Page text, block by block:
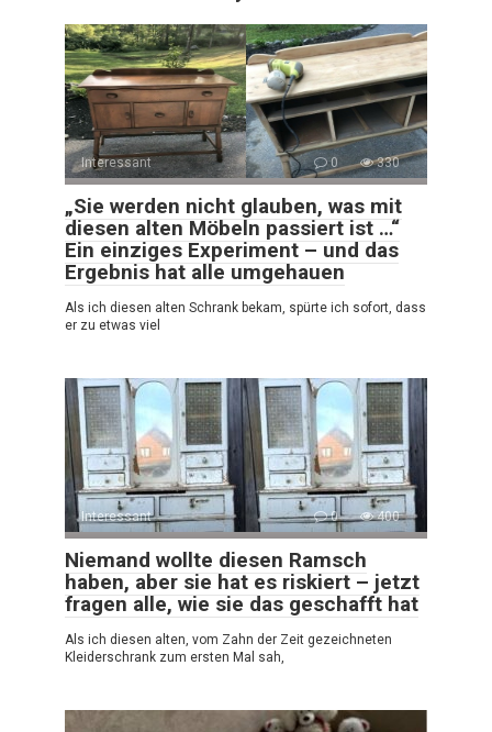
Interessant 0 330
„Sie werden nicht glauben, was mit
diesen alten Möbeln passiert ist …“
Ein einziges Experiment – und das
Ergebnis hat alle umgehauen
Als ich diesen alten Schrank bekam, spürte ich sofort, dass
er zu etwas viel
Interessant 0 400
Niemand wollte diesen Ramsch
haben, aber sie hat es riskiert – jetzt
fragen alle, wie sie das geschafft hat
Als ich diesen alten, vom Zahn der Zeit gezeichneten
Kleiderschrank zum ersten Mal sah,